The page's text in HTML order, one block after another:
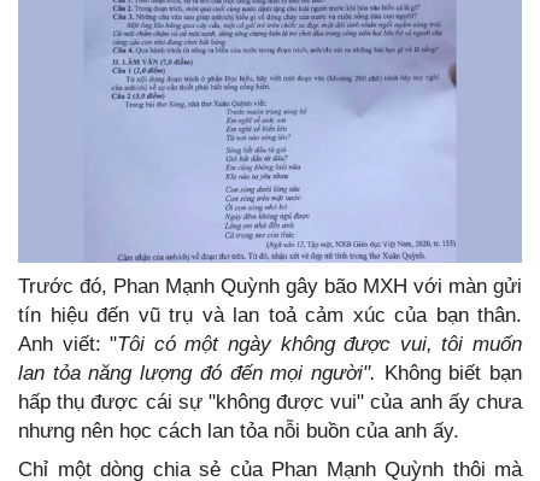
Trước đó, Phan Mạnh Quỳnh gây bão MXH với màn gửi
tín hiệu đến vũ trụ và lan toả cảm xúc của bạn thân.
Anh viết: "Tôi có một ngày không được vui, tôi muốn
lan tỏa năng lượng đó đến mọi người". Không biết bạn
hấp thụ được cái sự "không được vui" của anh ấy chưa
nhưng nên học cách lan tỏa nỗi buồn của anh ấy.
Chỉ một dòng chia sẻ của Phan Mạnh Quỳnh thôi mà